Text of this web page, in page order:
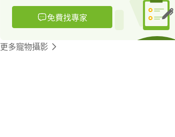
吠叫 7.破壞家俱 8.咬人護食打架 9.籠內訓練 10.讓狗學會
對主人專注 11.矯正分離焦慮症 12.矯正散步時狂衝、放繩
回來 13.矯整對聲音東西害怕恐懼 14才藝訓練 在這6堂課
們也可以為你量身訂製屬於你毛孩專屬的教學課程。
免費找專家
更多寵物攝影